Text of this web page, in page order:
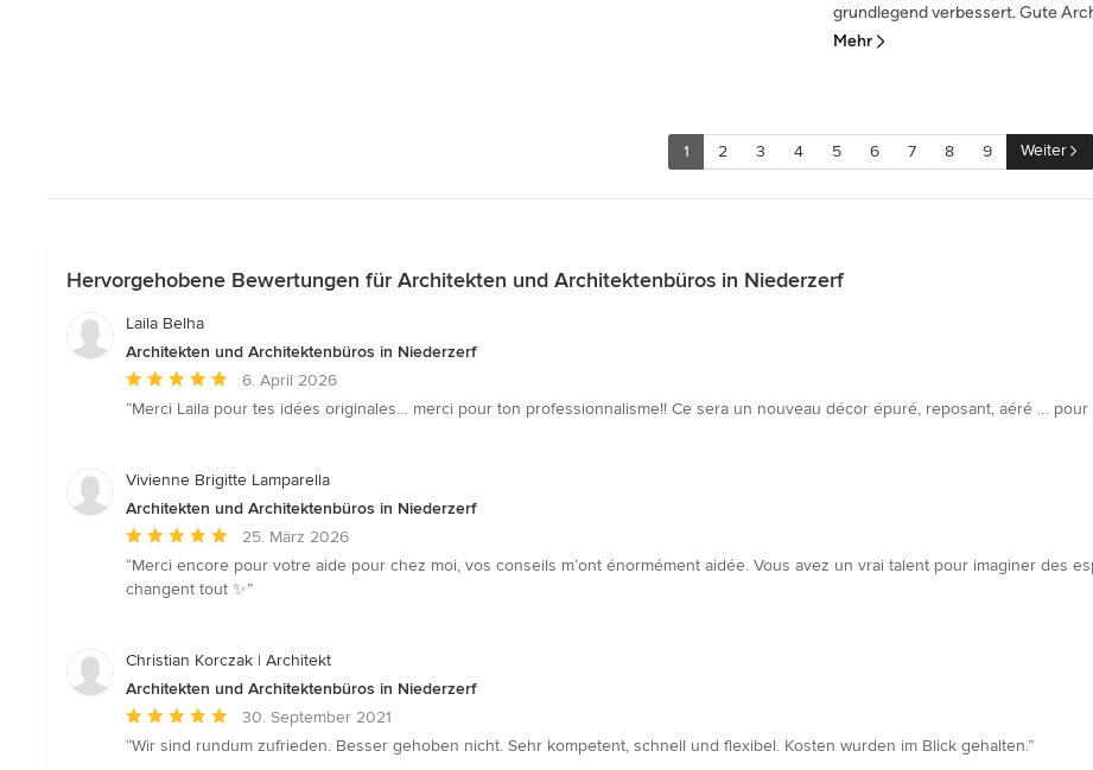
grundlegend verbessert. Gute
Mehr
1 2 3 4 5 6 7 8 9 Weiter
Hervorgehobene Bewertungen für Architekten und Architektenbüros in Niederzerf
Laila Belha
Architekten und Architektenbüros in Niederzerf
Durchschnittliche
Bewertung:
5
6. April 2026
“Merci Laila pour tes idées originales… merci pour ton professionnalisme!! Ce sera un nouveau décor épuré, reposant, aéré … pour
Vivienne Brigitte Lamparella
Architekten und Architektenbüros in Niederzerf
Durchschnittliche
Bewertung:
5
Sternen
25. März 2026
“Merci encore pour votre aide pour chez moi, vos conseils m’ont énormément aidée. Vous avez un vrai talent pour imaginer des
changent tout ✨”
Christian Korczak | Architekt
Architekten und Architektenbüros in Niederzerf
Durchschnittliche
Bewertung:
30. September 2021
“Wir sind rundum zufrieden. Besser gehoben nicht. Sehr kompetent, schnell und flexibel. Kosten wurden im Blick gehalten.”